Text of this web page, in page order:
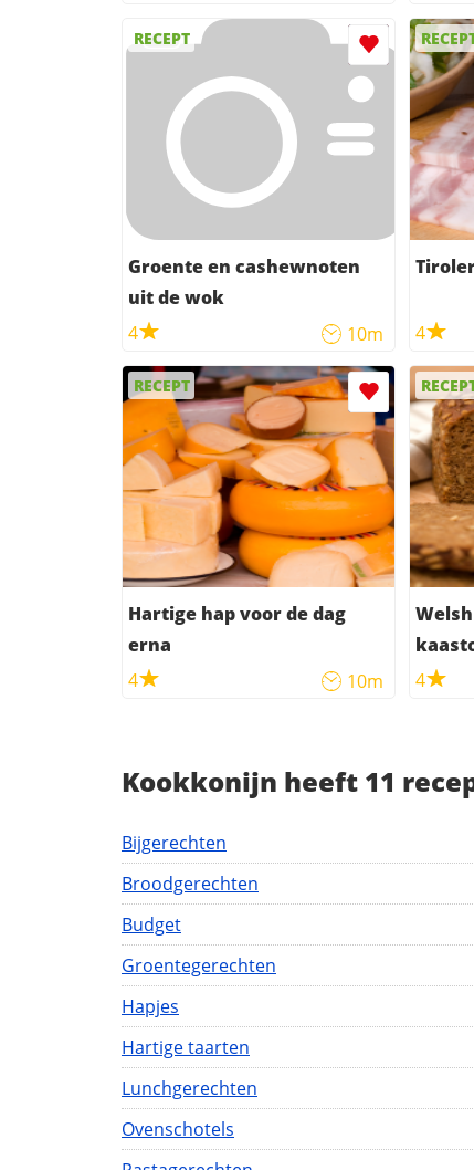
RECEPT
Groente en cashewnoten
uit de wok
4
10m 4
RECEPT
Hartige hap voor de dag
erna
4
10m
4
Kookkonijn heeft 11
Bijgerechten
Broodgerechten
Budget
Groentegerechten
Hapjes
Hartige taarten
Lunchgerechten
Ovenschotels